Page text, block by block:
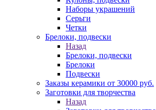
Наборы украшений
Серьги
Четки
Брелоки, подвески
Назад
Брелоки, подвески
Брелоки
Подвески
Заказы керамики от 30000 руб.
Заготовки для творчества
Назад